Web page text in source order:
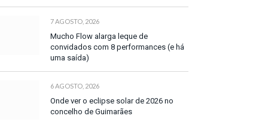
7 AGOSTO, 2026
Mucho Flow alarga leque de
convidados com 8 performances (e há
uma saída)
6 AGOSTO, 2026
Onde ver o eclipse solar de 2026 no
concelho de Guimarães